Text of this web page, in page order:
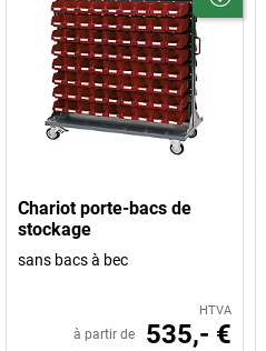
Chariot porte-bacs de
stockage
sans bacs à bec
HTVA
à partir de 535,- €